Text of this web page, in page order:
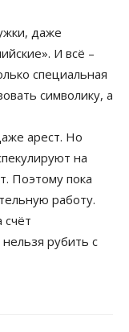
даже
И всё –
специальная
символику, а
арест. Но
на
Поэтому пока
работу.
счёт
рубить с